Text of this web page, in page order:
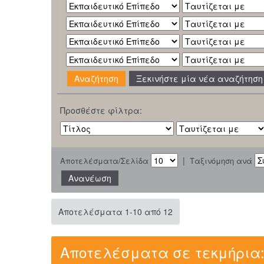
Ξεκινήστε μία νέα αναζήτηση
Προσθέστε φίλτρα:
Αποτελέσματα/Σελίδα | Ταξινόμηση ανά
Αποτελέσματα 1-10 από 12
Αποτελέσματα σε τεκμήρια: